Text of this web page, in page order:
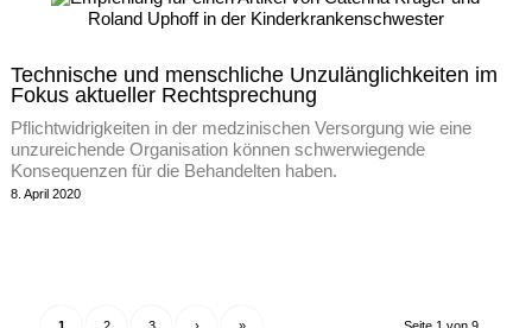
Technische und menschliche Unzulänglichkeiten im
Fokus aktueller Rechtsprechung
Pflichtwidrigkeiten in der medzinischen Versorgung wie eine
unzureichende Organisation können schwerwiegende
Konsequenzen für die Behandelten haben.
8. April 2020